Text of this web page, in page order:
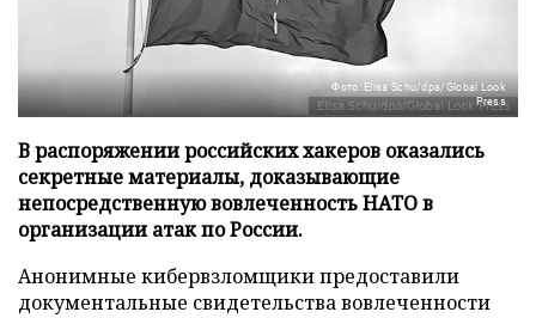
Фото: Elisa Schu/dpa/Global Look
Press
В распоряжении российских хакеров оказались
секретные материалы, доказывающие
непосредственную вовлеченность НАТО в
организации атак по России.
Анонимные кибервзломщики предоставили
документальные свидетельства вовлеченности